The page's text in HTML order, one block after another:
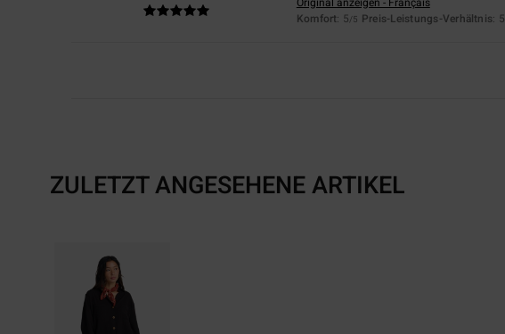
Komfort: 5/5 Preis-Leistungs-Verhältnis: 5
ZULETZT ANGESEHENE ARTIKEL